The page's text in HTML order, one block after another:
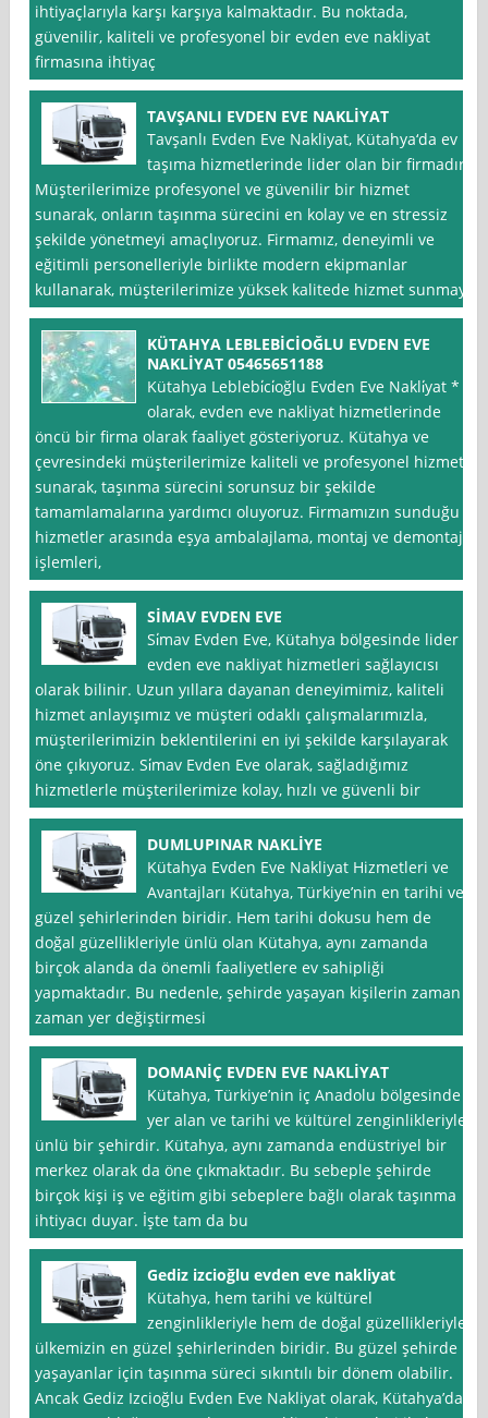
ihtiyaçlarıyla karşı karşıya kalmaktadır. Bu noktada,
güvenilir, kaliteli ve profesyonel bir evden eve nakliyat
firmasına ihtiyaç
TAVŞANLI EVDEN EVE NAKLİYAT
Tavşanlı Evden Eve Nakliyat, Kütahya‘da ev
taşıma hizmetlerinde lider olan bir firmadır.
Müşterilerimize profesyonel ve güvenilir bir hizmet
sunarak, onların taşınma sürecini en kolay ve en stressiz
şekilde yönetmeyi amaçlıyoruz. Firmamız, deneyimli ve
eğitimli personelleriyle birlikte modern ekipmanlar
kullanarak, müşterilerimize yüksek kalitede hizmet sunmayı
KÜTAHYA LEBLEBİCİOĞLU EVDEN EVE
NAKLİYAT 05465651188
Kütahya Leblebi̇ci̇oğlu Evden Eve Nakli̇yat *
olarak, evden eve nakliyat hizmetlerinde
öncü bir firma olarak faaliyet gösteriyoruz. Kütahya ve
çevresindeki müşterilerimize kaliteli ve profesyonel hizmet
sunarak, taşınma sürecini sorunsuz bir şekilde
tamamlamalarına yardımcı oluyoruz. Firmamızın sunduğu
hizmetler arasında eşya ambalajlama, montaj ve demontaj
işlemleri,
SİMAV EVDEN EVE
Si̇mav Evden Eve, Kütahya bölgesinde lider
evden eve nakliyat hizmetleri sağlayıcısı
olarak bilinir. Uzun yıllara dayanan deneyimimiz, kaliteli
hizmet anlayışımız ve müşteri odaklı çalışmalarımızla,
müşterilerimizin beklentilerini en iyi şekilde karşılayarak
öne çıkıyoruz. Si̇mav Evden Eve olarak, sağladığımız
hizmetlerle müşterilerimize kolay, hızlı ve güvenli bir
DUMLUPINAR NAKLİYE
Kütahya Evden Eve Nakliyat Hizmetleri ve
Avantajları Kütahya, Türkiye’nin en tarihi ve
güzel şehirlerinden biridir. Hem tarihi dokusu hem de
doğal güzellikleriyle ünlü olan Kütahya, aynı zamanda
birçok alanda da önemli faaliyetlere ev sahipliği
yapmaktadır. Bu nedenle, şehirde yaşayan kişilerin zaman
zaman yer değiştirmesi
DOMANİÇ EVDEN EVE NAKLİYAT
Kütahya, Türkiye’nin iç Anadolu bölgesinde
yer alan ve tarihi ve kültürel zenginlikleriyle
ünlü bir şehirdir. Kütahya, aynı zamanda endüstriyel bir
merkez olarak da öne çıkmaktadır. Bu sebeple şehirde
birçok kişi iş ve eğitim gibi sebeplere bağlı olarak taşınma
ihtiyacı duyar. İşte tam da bu
Gediz izcioğlu evden eve nakliyat
Kütahya, hem tarihi ve kültürel
zenginlikleriyle hem de doğal güzellikleriyle
ülkemizin en güzel şehirlerinden biridir. Bu güzel şehirde
yaşayanlar için taşınma süreci sıkıntılı bir dönem olabilir.
Ancak Gediz Izcioğlu Evden Eve Nakliyat olarak, Kütahya’da